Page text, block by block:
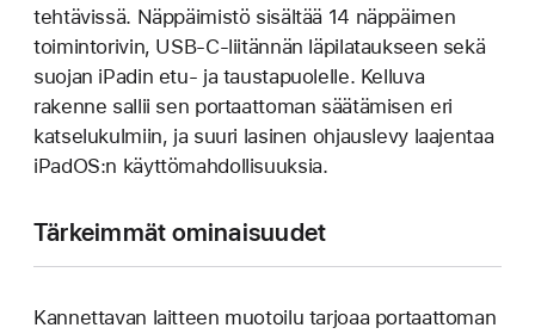
tehtävissä. Näppäimistö sisältää 14 näppäimen
toiminto­rivin, USB-C-liitännän läpi­lataukseen sekä
suojan iPadin etu- ja tausta­puolelle. Kelluva
rakenne sallii sen portaattoman säätämisen eri
katselukulmiin, ja suuri lasinen ohjauslevy laajentaa
iPadOS:n käyttömahdollisuuksia.
Tärkeimmät ominaisuudet
Kannettavan laitteen muotoilu tarjoaa portaattoman